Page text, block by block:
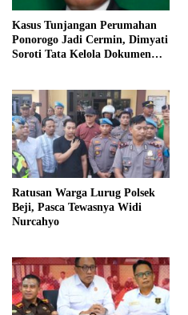
Kasus Tunjangan Perumahan
Ponorogo Jadi Cermin, Dimyati
Soroti Tata Kelola Dokumen
Ratusan Warga Lurug Polsek
Beji, Pasca Tewasnya Widi
Nurcahyo